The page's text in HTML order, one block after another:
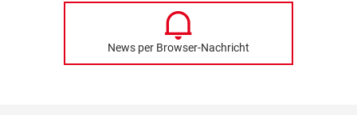
News per Browser-Nachricht